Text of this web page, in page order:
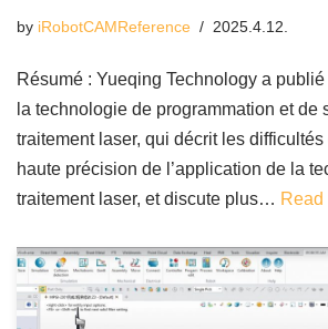
by iRobotCAMReference 2025.4.12.
Résumé : Yueqing Technology a
la technologie de programmation et de
traitement laser, qui décrit les
haute précision de l’application de la
traitement laser, et discute plus… Read